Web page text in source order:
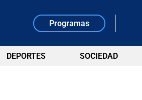
Programas
DEPORTES SOCIEDAD